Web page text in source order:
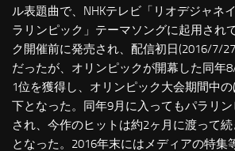
ル表題曲で、NHKテレビ「リオデジャネ
ラリンピック」テーマソングに起用され
ク開催前に発売され、配信初日(2016/7/
だったが、オリンピックが開幕した同年
1位を獲得し、オリンピック大会期間中
下となった。同年9月に入ってもパラリ
され、今作のヒットは約2ヶ月に渡って
となった。2016年末にはメディアの特集